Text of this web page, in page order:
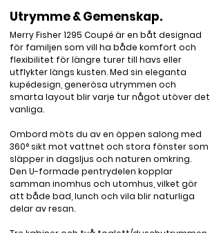
Utrymme & Gemenskap.
Merry Fisher 1295 Coupé är en båt designad
för familjen som vill ha både komfort och
flexibilitet för längre turer till havs eller
utflykter längs kusten. Med sin eleganta
kupédesign, generösa utrymmen och
smarta layout blir varje tur något utöver det
vanliga.
Ombord möts du av en öppen salong med
360° sikt mot vattnet och stora fönster som
släpper in dagsljus och naturen omkring.
Den U-formade pentrydelen kopplar
samman inomhus och utomhus, vilket gör
att både bad, lunch och vila blir naturliga
delar av resan.